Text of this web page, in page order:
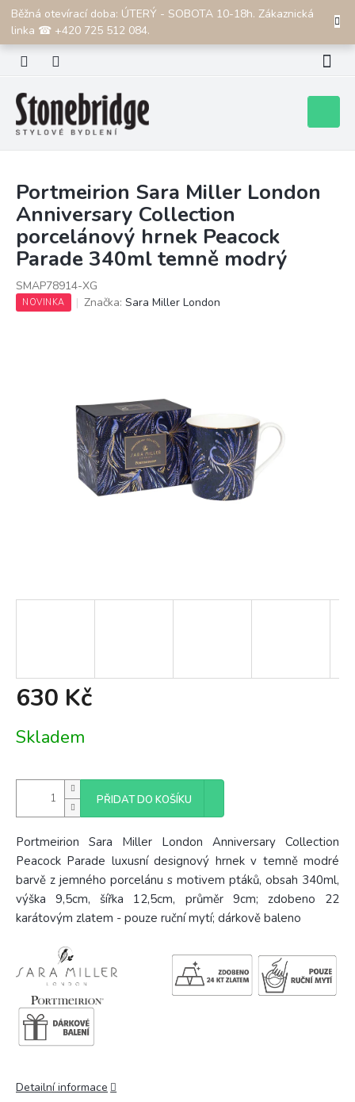
Přejít
obsah
Běžná otevírací doba: ÚTERÝ - SOBOTA 10-18h. Zákaznická
linka ☎ +420 725 512 084.
CZK
košík
Portmeirion Sara Miller London
Anniversary Collection
porcelánový hrnek Peacock
Parade 340ml temně modrý
SMAP78914-XG
NOVINKA Značka:Sara Miller London
630 Kč
cena:
Skladem
PŘIDAT DO KOŠÍKU
Portmeirion Sara Miller London Anniversary Collection
Peacock Parade luxusní designový hrnek v temně modré
barvě z jemného porcelánu s motivem ptáků, obsah 340ml,
výška 9,5cm, šířka 12,5cm, průměr 9cm; zdobeno 22
karátovým zlatem - pouze ruční mytí; dárkově baleno
Detailní informace